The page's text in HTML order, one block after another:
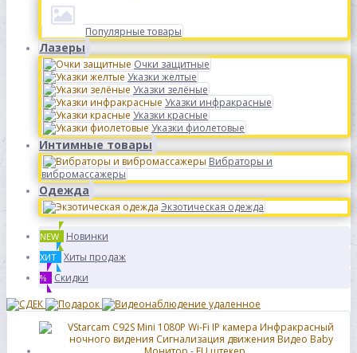
Популярные товары
Лазеры
Очки защитные
Указки желтые
Указки зелёные
Указки инфракрасные
Указки красные
Указки фиолетовые
Интимные товары
Вибраторы и
вибромассажеры
Одежда
Экзотическая одежда
NEW Новинки
ХИТ Хиты продаж
% Скидки